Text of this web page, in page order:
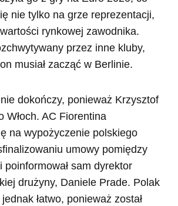
nie tylko na grze reprezentacji,
rynkowej zawodnika.
przez inne kluby,
musiał zacząć w Berlinie.
dokończy, ponieważ Krzysztof
Włoch. AC Fiorentina
na wypożyczenie polskiego
umowy pomiędzy
poinformował sam dyrektor
drużyny, Daniele Prade. Polak
łatwo, ponieważ został